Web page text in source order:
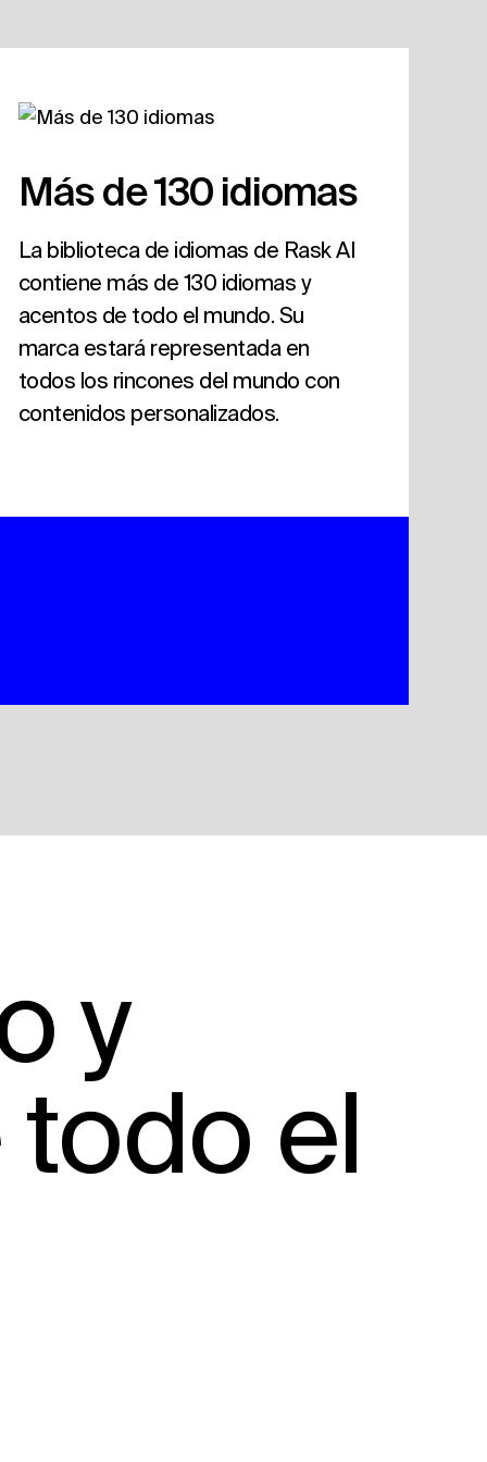
Más de 130 idiomas
La biblioteca de idiomas de Rask AI
contiene más de 130 idiomas y
acentos de todo el mundo. Su
marca estará representada en
todos los rincones del mundo con
contenidos personalizados.
y
el